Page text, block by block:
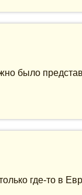
было
где-то в